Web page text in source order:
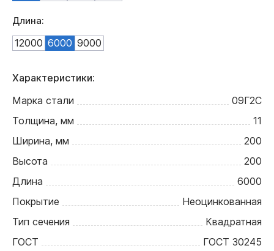
Длина:
12000 6000 9000
Характеристики:
Марка стали
09Г2С
Толщина, мм
11
Ширина, мм
200
Высота
200
Длина
6000
Покрытие
Неоцинкованная
Тип сечения
Квадратная
ГОСТ
ГОСТ 30245